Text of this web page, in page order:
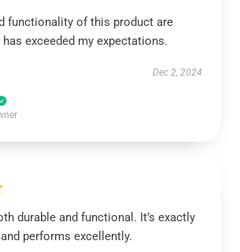
functionality of this product are
exceeded my expectations.
Dec 2, 2024
durable and functional. It’s exactly
performs excellently.